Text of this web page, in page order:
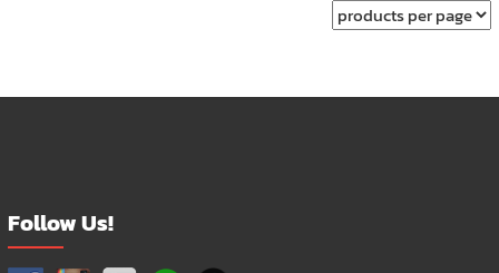
Follow Us!